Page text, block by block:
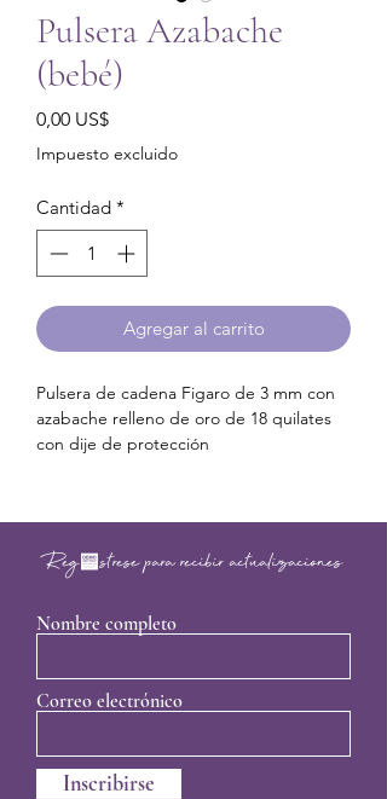
Pulsera Azabache
(bebé)
0,00 US$Precio
Impuesto excluido
Cantidad *
Agregar al carrito
Pulsera de cadena Figaro de 3 mm con
azabache relleno de oro de 18 quilates
con dije de protección
Regístrese para recibir actualizaciones
Nombre completo
Correo electrónico
Inscribirse